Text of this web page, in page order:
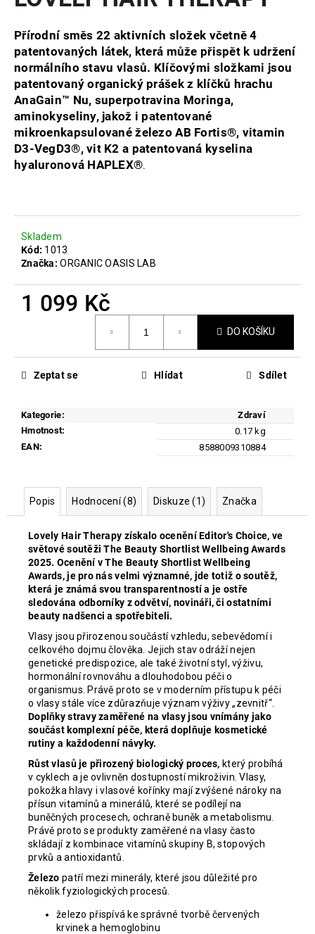
5
hvězdiček.
Přírodní směs 22 aktivních složek včetně 4
patentovaných látek, která může přispět k udržení
normálního stavu vlasů. Klíčovými složkami jsou
patentovaný organický prášek z klíčků hrachu
AnaGain™ Nu, superpotravina Moringa,
aminokyseliny, jakož i patentované
mikroenkapsulované železo AB Fortis®, vitamin
D3-VegD3®, vit K2 a patentovaná kyselina
hyaluronová HAPLEX®.
Skladem
Kód: 1013
Značka:ORGANIC OASIS LAB
1 099 Kč
DO KOŠÍKU
Kategorie:
Zdraví
Hmotnost:
0.17 kg
EAN: 8588009310884
Zeptat se Hlídat Sdílet
Popis Hodnocení (8) Diskuze (1) Značka
Lovely Hair Therapy získalo ocenění Editor's Choice, ve
světové soutěži The Beauty Shortlist Wellbeing Awards
2025. Ocenění v The Beauty Shortlist Wellbeing
Awards, je pro nás velmi významné, jde totiž o soutěž,
která je známá svou transparentnostía je ostře
sledována odborníky z odvětví, novináři, či ostatními
beauty nadšenci a spotřebiteli.
Vlasy jsou přirozenou součástí vzhledu, sebevědomí i
celkového dojmu člověka. Jejich stav odráží nejen
genetické predispozice, ale také životní styl, výživu,
hormonální rovnováhu a dlouhodobou péči o
organismus. Právě proto se v moderním přístupu k péči
o vlasy stále více zdůrazňuje význam výživy „zevnitř“.
Doplňky stravy zaměřené na vlasy jsou vnímány jako
součást komplexní péče, která doplňuje kosmetické
rutiny a každodenní návyky.
Růst vlasů je přirozený biologický proces, který probíhá
v cyklech a je ovlivněn dostupností mikroživin. Vlasy,
pokožka hlavy i vlasové kořínky mají zvýšené nároky na
přísun vitamínů a minerálů, které se podílejí na
buněčných procesech, ochraně buněk a metabolismu.
Právě proto se produkty zaměřené na vlasy často
skládají z kombinace vitamínů skupiny B, stopových
prvků a antioxidantů.
Železo patří mezi minerály, které jsou důležité pro
několik fyziologických procesů.
železo přispívá ke správné tvorbě červených
krvinek a hemoglobinu
j
í
t
?
HLEDAT
o
p
o
r
m
EVY
TECHNOLOGY
FACE
MOUSSE
SPF
50
739
Původně:
870